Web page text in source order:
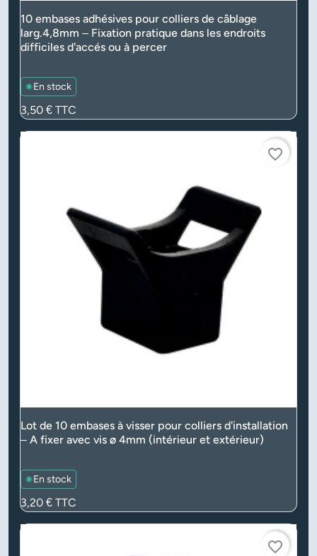
10 embases adhésives pour colliers de câblage
larg.4,8mm – Fixation pratique dans les endroits
difficiles d'accés ou à percer
En stock
Prix
3,50 € TTC
favorite_border
Lot de 10 embases à visser pour colliers d'installation
– A fixer avec vis ø 4mm (intérieur et extérieur)
En stock
Prix
3,20 € TTC
favorite_border